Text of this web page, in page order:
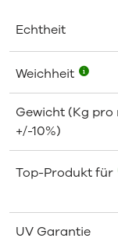
Echtheit
Weichheit
Gewicht (Kg pro
+/-10%)
Top-Produkt für
UV Garantie